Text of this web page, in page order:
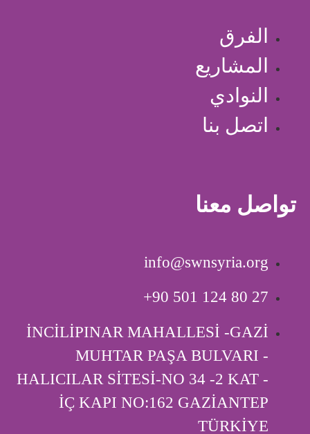
الفرق
المشاريع
النوادي
اتصل بنا
تواصل معنا
info@swnsyria.org
‎+90 501 124 80 27
İNCİLİPINAR MAHALLESİ -GAZİ
MUHTAR PAŞA BULVARI -
HALICILAR SİTESİ-NO 34 -2 KAT -
İÇ KAPI ‎NO:162 GAZİANTEP
TÜRKİYE